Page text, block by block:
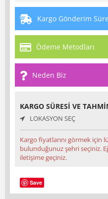
Kargo Gönderim
Ödeme Metodları
Neden Biz
KARGO SÜRESI VE
LOKASYON SEÇ
Kargo fiyatlarını görmek
bulunduğunuz şehri seçiniz.
iletişime geçiniz.
Save